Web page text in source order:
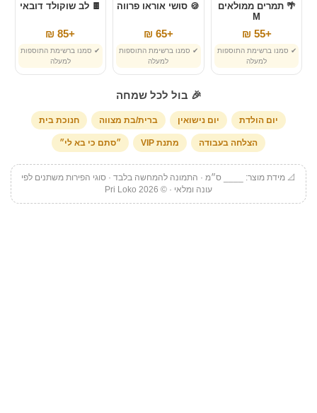
🌴 תמרים ממולאים
M
+55 ₪
✔ סמנו ברשימת התוספות
למעלה
🍪 סושי אוראו פרווה
+65 ₪
✔ סמנו ברשימת התוספות
למעלה
🍫 לב שוקולד דובאי
+85 ₪
✔ סמנו ברשימת התוספות
למעלה
🎉 בול לכל שמחה
יום הולדת יום נישואין ברית/בת מצווה חנוכת בית
הצלחה בעבודה מתנת VIP ״סתם כי בא לי״
📐 מידת מוצר: ____ ס״מ · התמונה להמחשה בלבד · סוגי הפירות משתנים לפי
עונה ומלאי · © Pri Loko 2026